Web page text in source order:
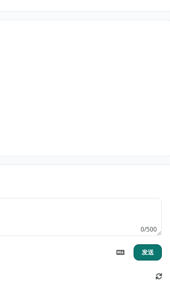
0/500
发送